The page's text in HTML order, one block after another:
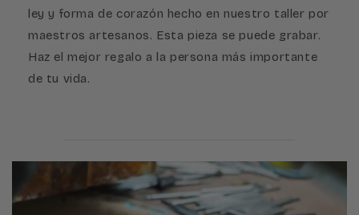
ley y forma de corazón hecho en nuestro taller por
maestros artesanos. Esta pieza se puede grabar.
Haz el mejor regalo a la persona más importante
de tu vida.